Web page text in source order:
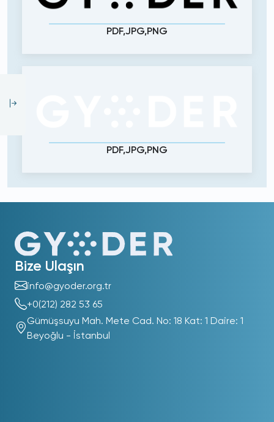
PDF,JPG,PNG
PDF,JPG,PNG
Bize Ulaşın
info@gyoder.org.tr
+0(212) 282 53 65
Gümüşsuyu Mah. Mete Cad. No: 18 Kat: 1 Daire: 1
Beyoğlu - İstanbul